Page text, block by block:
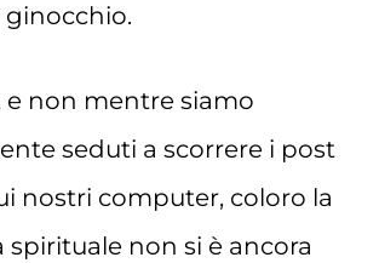
ginocchio.
e non mentre siamo
seduti a scorrere i post
nostri computer, coloro la
spirituale non si è ancora